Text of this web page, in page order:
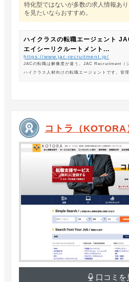
特化型ではないが多数の求人情報あ
を見たいならおすすめ。
ハイクラスの転職エージェント
エイシーリクルートメント...
https://www.jac-recruitment.jp/
JACの転職は解像度が違う。JAC Recruitment（
ハイクラス人材向けの転職エージェントです。管
コトラ（KOTORA
口コミを